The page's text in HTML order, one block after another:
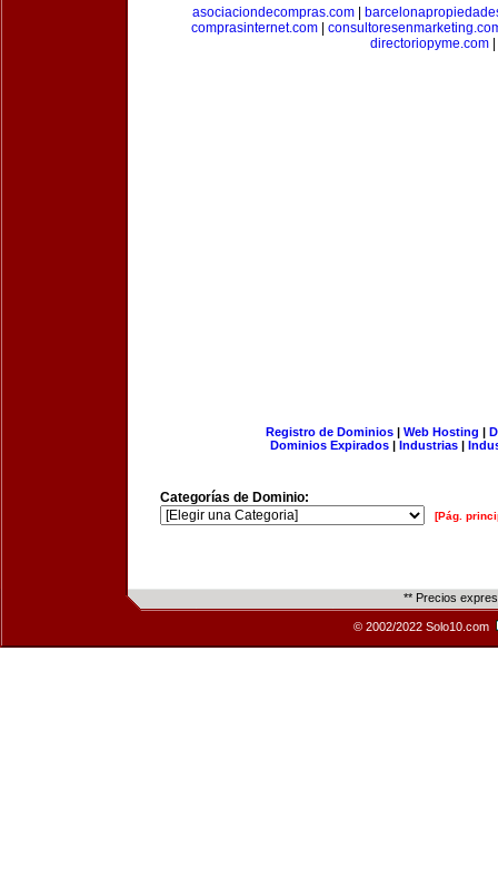
asociaciondecompras.com|
comprasinternet.com|
directoriopyme.com|
Registro de Dominios| Web Hosting |
Dominios Expirados | Industrias |
Categorías de Dominio:
[Pág.
** Precios
© 2002/2022 Solo10.com